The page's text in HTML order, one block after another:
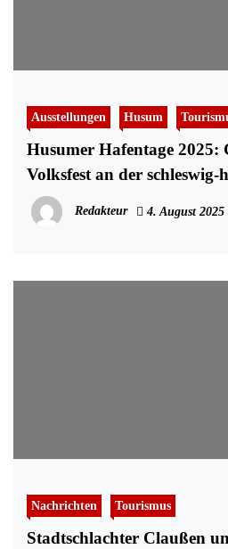
Ausstellungen Husum
Husumer Hafentage 2025:
Volksfest an der schleswig-
Nordseeküste vom 6. bis
Redakteur 4. August 2025
Nachrichten Tourismus
Stadtschlachter Claußen